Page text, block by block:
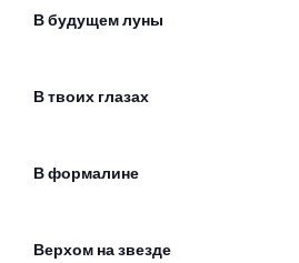
В будущем луны
В твоих глазах
В формалине
Верхом на звезде